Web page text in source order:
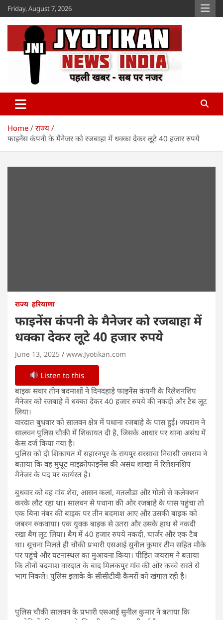
Skip
to
content
Friday, August 7, 2026
Jyotikan
Home
राज्य
फाइनेंस कंपनी के मैनेजर को रजबाहा में धक्का देकर लूूटे 40 हजार रुपये
राज्य हरियाणा
फाइनेंस कंपनी के मैनेजर को रजबाहा में
धक्का देकर लूूटे 40 हजार रुपये
June 13, 2025 www.Jyotikan.com
Listen to this
बाइक सवार तीन बदमाशों ने दिनदहाड़े फाइनेंस कंपनी के रिलेशनशिप
मैनेजर को रजबाहे में धक्का देकर 40 हजार रुपये की नकदी और टैब लूट
लिया।
वारदात बुधवार को सालवन क्षेत्र में पधाना रजबाहे के पास हुई। जयराम ने
सालवन पुलिस चौकी में शिकायत दी है, जिसके आधार पर थाना असंध में
केस दर्ज किया गया है।
पुलिस को दी शिकायत में सहारनपुर के रायपुर सरसावा निवासी जयराम ने
बताया कि वह मुथूट माइक्रोफाइनेंस की असंध शाखा में रिलेशनशिप
मैनेजर के पद पर कार्यरत है।
बुधवार को वह गांव शेरा, आसन कलां, मतलौडा और गोली से कलेक्शन
करके लौट रहा था। सालवन से पधाना की ओर रजबाहे के पास पहुंचा तो
एक बिना नंबर की बाइक पर तीन बदमाश आए और उसकी बाइक को
जबरन रुकवाया। एक युवक बाइक से उतरा और उसके हाथ से नकदी
रखा बैग लूट लिया। बैग में 40 हजार रुपये नकदी, चार्जर और एक टैब
था। सूचना मिलते ही चौकी प्रभारी एसआई सुनील कुमार टीम सहित मौके
पर पहुंचे और घटनास्थल का मुआयना किया। पीड़ित जयराम ने बताया
कि तीनों बदमाश वारदात के बाद मिलकपुर गांव की ओर कच्चे रास्ते से
भाग निकले। पुलिस इलाके के सीसीटीवी कैमरों को खंगाल रही है।
पुलिस चौकी सालवन के प्रभारी एसआई सुनील कुमार ने बताया कि